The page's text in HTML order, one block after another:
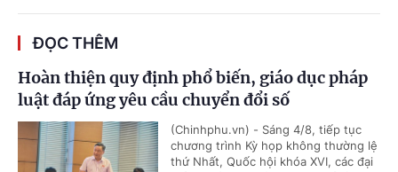
ĐỌC THÊM
Hoàn thiện quy định phổ biến, giáo dục pháp
luật đáp ứng yêu cầu chuyển đổi số
(Chinhphu.vn) - Sáng 4/8, tiếp tục
chương trình Kỳ họp không thường lệ
thứ Nhất, Quốc hội khóa XVI, các đại